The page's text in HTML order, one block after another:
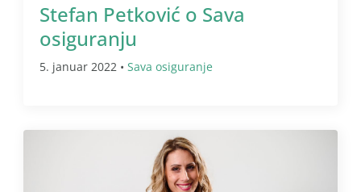
Stefan Petković o Sava
osiguranju
5. januar 2022 • Sava osiguranje